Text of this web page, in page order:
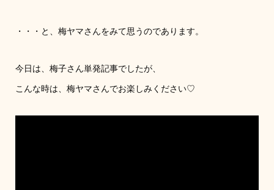
・・・と、梅ヤマさんをみて思うのであります。
今日は、梅子さん単発記事でしたが、
こんな時は、梅ヤマさんでお楽しみください♡